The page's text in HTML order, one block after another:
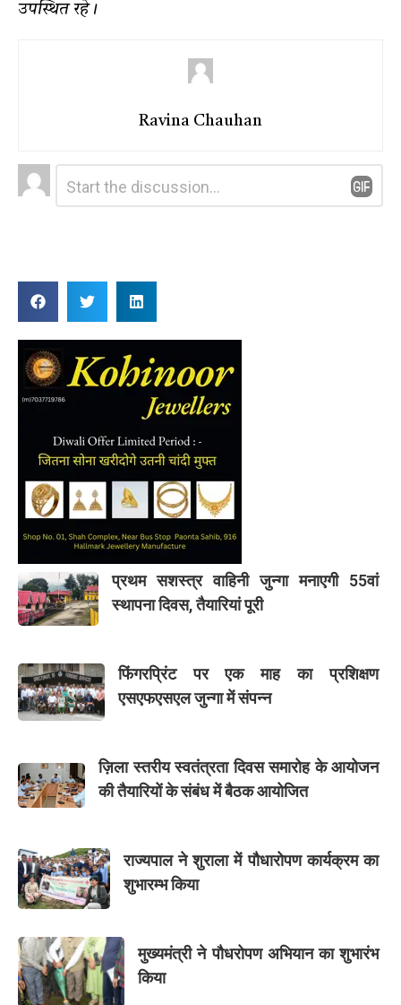
उपस्थित रहे।
Ravina Chauhan
Leave
a
Comment
प्रथम सशस्त्र वाहिनी जुन्गा मनाएगी 55वां
स्थापना दिवस, तैयारियां पूरी
फिंगरप्रिंट पर एक माह का प्रशिक्षण
एसएफएसएल जुन्गा में संपन्न
ज़िला स्तरीय स्वतंत्रता दिवस समारोह के आयोजन
की तैयारियों के संबंध में बैठक आयोजित
राज्यपाल ने शुराला में पौधारोपण कार्यक्रम का
शुभारम्भ किया
मुख्यमंत्री ने पौधरोपण अभियान का शुभारंभ
किया